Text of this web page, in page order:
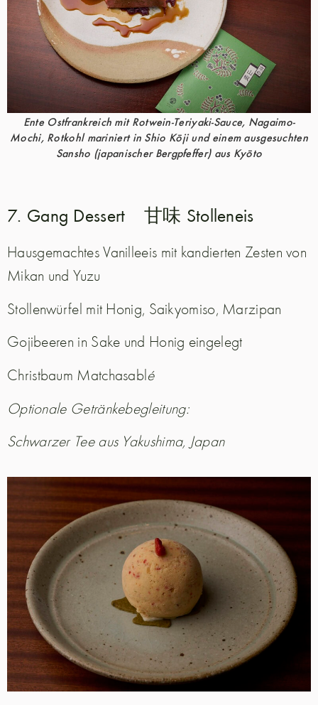
Ente Ostfrankreich mit Rotwein-Teriyaki-Sauce, Nagaimo-
Mochi, Rotkohl mariniert in Shio Kōji und einem ausgesuchten
Sansho (japanischer Bergpfeffer) aus Kyōto
7. Gang Dessert 甘味 Stolleneis
HausgemachtesVanilleeis mit kandierten Zesten von
Mikan und Yuzu
Stollenwürfel mit Honig, Saikyomiso, Marzipan
Gojibeeren in Sake und Honig eingelegt
Christbaum Matchasablé
Optionale Getränkebegleitung:
Schwarzer Tee aus Yakushima, Japan